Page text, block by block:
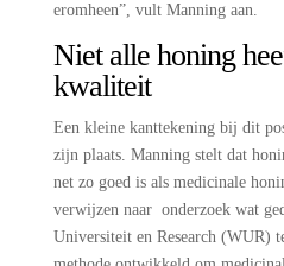
eromheen”, vult Manning aan.
Niet alle honing
kwaliteit
Een kleine kanttekening bij dit
zijn plaats. Manning stelt dat
net zo goed is als medicinale
verwijzen naar onderzoek wat
Universiteit en Research (WUR)